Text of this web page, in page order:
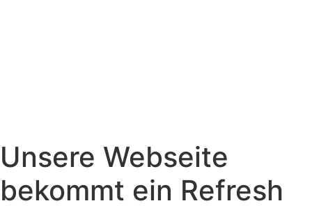
Unsere Webseite
bekommt ein Refresh